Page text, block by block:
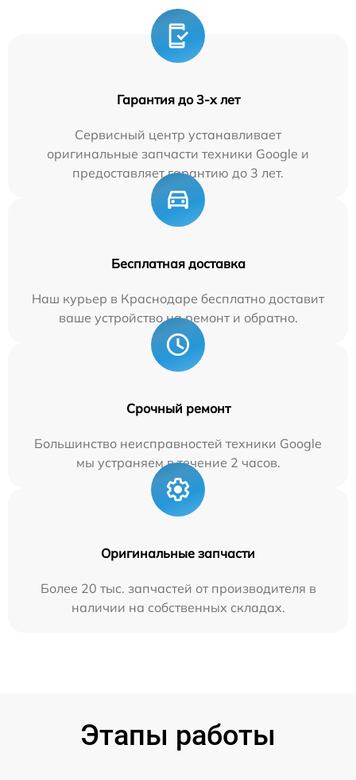
Гарантия до 3-х лет
Сервисный центр устанавливает
оригинальные запчасти техники Google и
предоставляет гарантию до 3 лет.
Бесплатная доставка
Наш курьер в Краснодаре бесплатно доставит
ваше устройство на ремонт и обратно.
Срочный ремонт
Большинство неисправностей техники Google
мы устраняем в течение 2 часов.
Оригинальные запчасти
Более 20 тыс. запчастей от производителя в
наличии на собственных складах.
Этапы работы